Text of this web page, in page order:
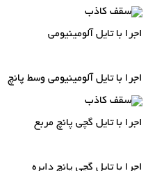
اجرا با تایل آلومینیومی
اجرا با تایل آلومینیومی وسط پانچ
اجرا با تایل گچی پانچ مربع
اجرا با تایل گچی پانچ دایره